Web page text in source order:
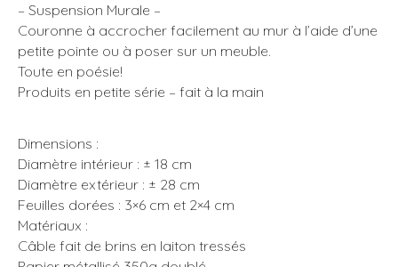
– Suspension Murale –
Couronne à accrocher facilement au mur à l’aide d’une
petite pointe ou à poser sur un meuble.
Toute en poésie!
Produits en petite série – fait à la main
Dimensions :
Diamètre intérieur : ± 18 cm
Diamètre extérieur : ± 28 cm
Feuilles dorées : 3×6 cm et 2×4 cm
Matériaux :
Câble fait de brins en laiton tressés